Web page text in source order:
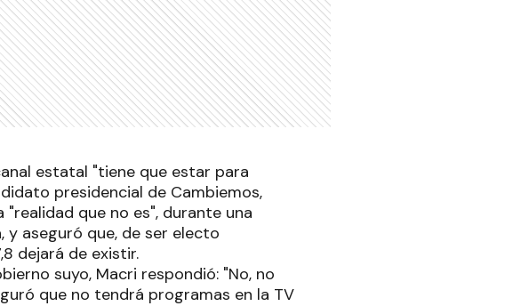
estatal "tiene que estar para
presidencial de Cambiemos,
que no es", durante una
y aseguró que, de ser electo
dejará de existir.
suyo, Macri respondió: "No, no
que no tendrá programas en la TV